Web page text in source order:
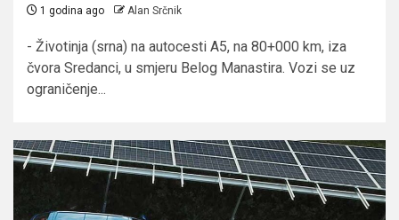
1 godina ago Alan Srčnik
- Životinja (srna) na autocesti A5, na 80+000 km, iza
čvora Sredanci, u smjeru Belog Manastira. Vozi se uz
ograničenje...